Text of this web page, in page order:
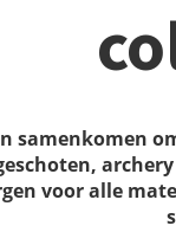
voor alle